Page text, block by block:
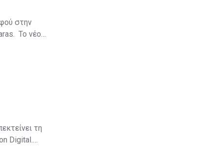
στην
Το νέο
τη
Digital.